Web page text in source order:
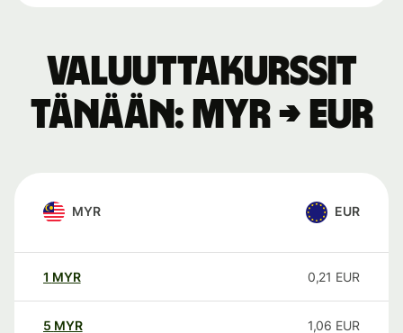
Valuuttakurssit
tänään: MYR → EUR
MYR EUR
1 MYR 0,21 EUR
5 MYR 1,06 EUR